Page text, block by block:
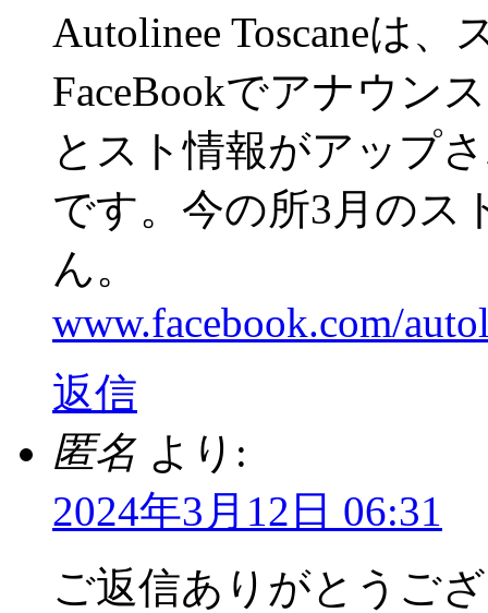
Autolinee Toscaneは
FaceBookでアナウン
とスト情報がアップ
です。今の所3月のス
ん。
www.facebook.com/
返信
匿名 より:
2024年3月12日 06:31
ご返信ありがとうご